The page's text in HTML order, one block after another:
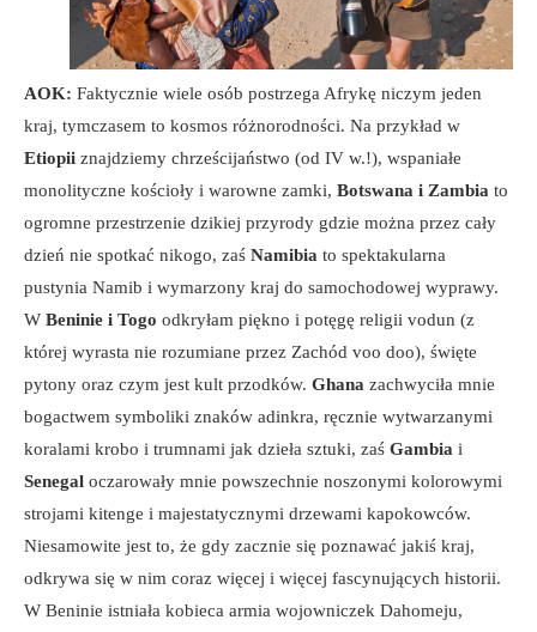
AOK: Faktycznie wiele osób postrzega Afrykę niczym jeden
kraj, tymczasem to kosmos różnorodności. Na przykład w
Etiopii znajdziemy chrześcijaństwo (od IV w.!), wspaniałe
monolityczne kościoły i warowne zamki, Botswana i Zambia to
ogromne przestrzenie dzikiej przyrody gdzie można przez cały
dzień nie spotkać nikogo, zaś Namibia to spektakularna
pustynia Namib i wymarzony kraj do samochodowej wyprawy.
W Beninie i Togo odkryłam piękno i potęgę religii vodun (z
której wyrasta nie rozumiane przez Zachód voo doo), święte
pytony oraz czym jest kult przodków. Ghana zachwyciła mnie
bogactwem symboliki znaków adinkra, ręcznie wytwarzanymi
koralami krobo i trumnami jak dzieła sztuki, zaś Gambia i
Senegal oczarowały mnie powszechnie noszonymi kolorowymi
strojami kitenge i majestatycznymi drzewami kapokowców.
Niesamowite jest to, że gdy zacznie się poznawać jakiś kraj,
odkrywa się w nim coraz więcej i więcej fascynujących historii.
W Beninie istniała kobieca armia wojowniczek Dahomeju,